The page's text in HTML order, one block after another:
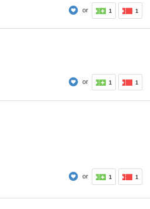
or 1 1
or 1 1
or 1 1